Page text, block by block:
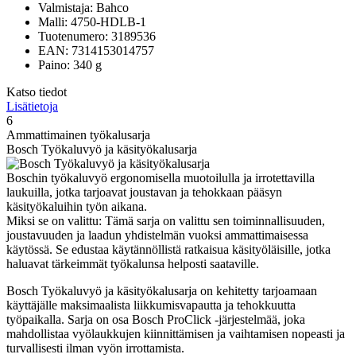
Valmistaja: Bahco
Malli: 4750-HDLB-1
Tuotenumero: 3189536
EAN: 7314153014757
Paino: 340 g
Katso tiedot
Lisätietoja
6
Ammattimainen työkalusarja
Bosch Työkaluvyö ja käsityökalusarja
Boschin työkaluvyö ergonomisella muotoilulla ja irrotettavilla
laukuilla, jotka tarjoavat joustavan ja tehokkaan pääsyn
käsityökaluihin työn aikana.
Miksi se on valittu: Tämä sarja on valittu sen toiminnallisuuden,
joustavuuden ja laadun yhdistelmän vuoksi ammattimaisessa
käytössä. Se edustaa käytännöllistä ratkaisua käsityöläisille, jotka
haluavat tärkeimmät työkalunsa helposti saataville.
Bosch Työkaluvyö ja käsityökalusarja on kehitetty tarjoamaan
käyttäjälle maksimaalista liikkumisvapautta ja tehokkuutta
työpaikalla. Sarja on osa Bosch ProClick -järjestelmää, joka
mahdollistaa vyölaukkujen kiinnittämisen ja vaihtamisen nopeasti ja
turvallisesti ilman vyön irrottamista.